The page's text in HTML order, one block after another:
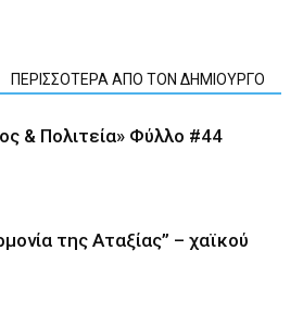
ΠΕΡΙΣΣΟΤΕΡΑ ΑΠΟ ΤΟΝ ΔΗΜΙΟΥΡΓΟ
& Πολιτεία» Φύλλο #44
της Αταξίας” – χαϊκού